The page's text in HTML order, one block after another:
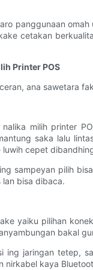
panggunaan
cetakan
Printer POS
ana sawetara
nalika milih printer
saka lalu
cepet
sampeyan pilih
bisa dibaca.
yaiku pilihan
bakal
ing jaringan tetep,
nirkabel kaya